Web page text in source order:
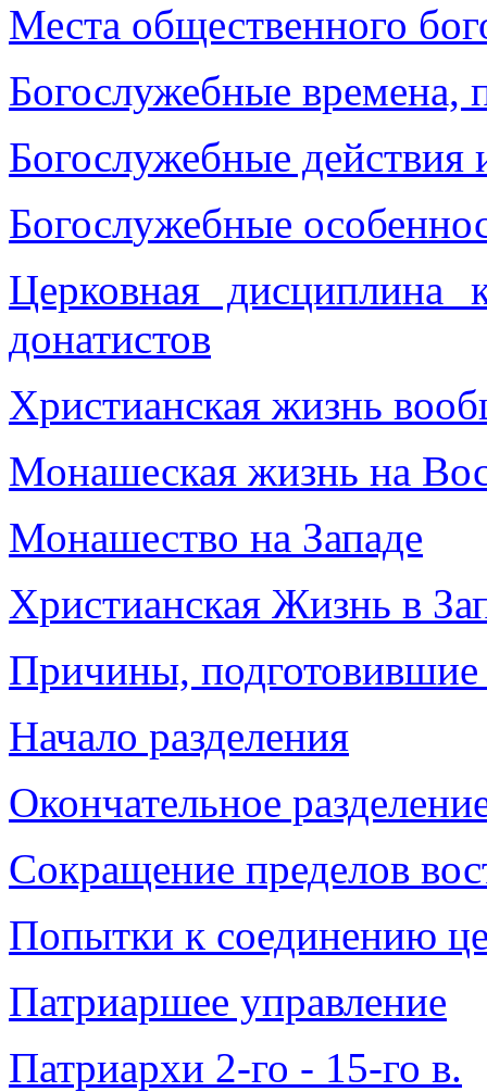
Места общественного
Богослужебные времена,
Богослужебные действия
Богослужебные
Церковная дисциплина
донатистов
Христианская жизнь
Монашеская жизнь на
Монашество на Западе
Христианская Жизнь в
Причины, подготовившие
Начало разделения
Окончательное
Сокращение пределов
Попытки к соединению
Патриаршее управление
Патриархи 2-го - 15-го в.